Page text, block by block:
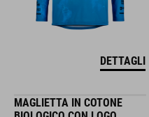
DETTAGLI
MAGLIETTA IN COTONE